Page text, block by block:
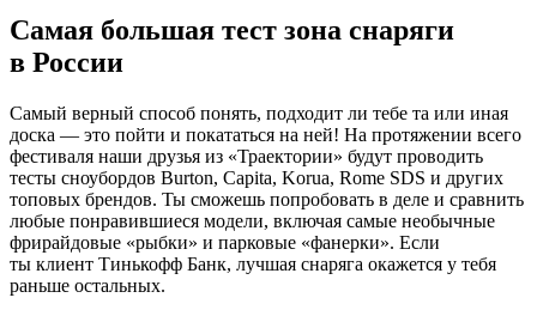
Самая большая тест зона снаряги
в России
Самый верный способ понять, подходит ли тебе та или иная
доска — это пойти и покататься на ней! На протяжении всего
фестиваля наши друзья из «Траектории» будут проводить
тесты сноубордов Burton, Capita, Korua, Rome SDS и других
топовых брендов. Ты сможешь попробовать в деле и сравнить
любые понравившиеся модели, включая самые необычные
фрирайдовые «рыбки» и парковые «фанерки». Если
ты клиент Тинькофф Банк, лучшая снаряга окажется у тебя
раньше остальных.